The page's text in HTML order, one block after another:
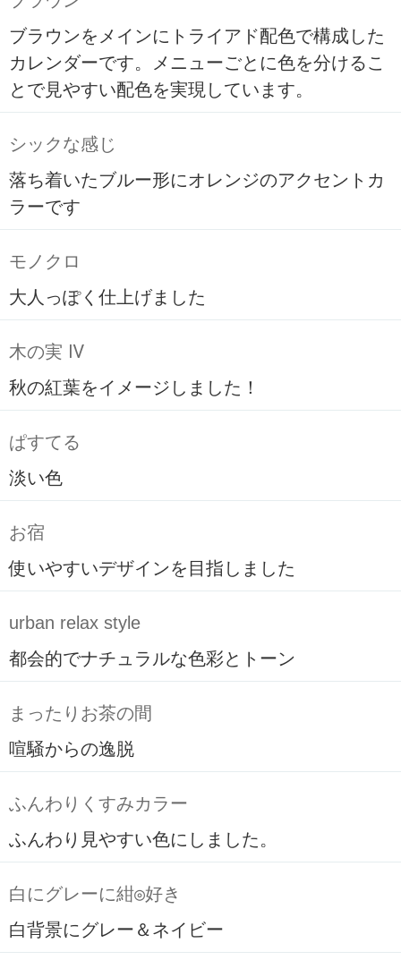
ブラウンをメインにトライアド配色で構成した
カレンダーです。メニューごとに色を分けるこ
とで見やすい配色を実現しています。
シックな感じ
落ち着いたブルー形にオレンジのアクセントカ
ラーです
モノクロ
大人っぽく仕上げました
木の実 Ⅳ
秋の紅葉をイメージしました！
ぱすてる
淡い色
お宿
使いやすいデザインを目指しました
urban relax style
都会的でナチュラルな色彩とトーン
まったりお茶の間
喧騒からの逸脱
ふんわりくすみカラー
ふんわり見やすい色にしました。
白にグレーに紺◎好き
白背景にグレー＆ネイビー